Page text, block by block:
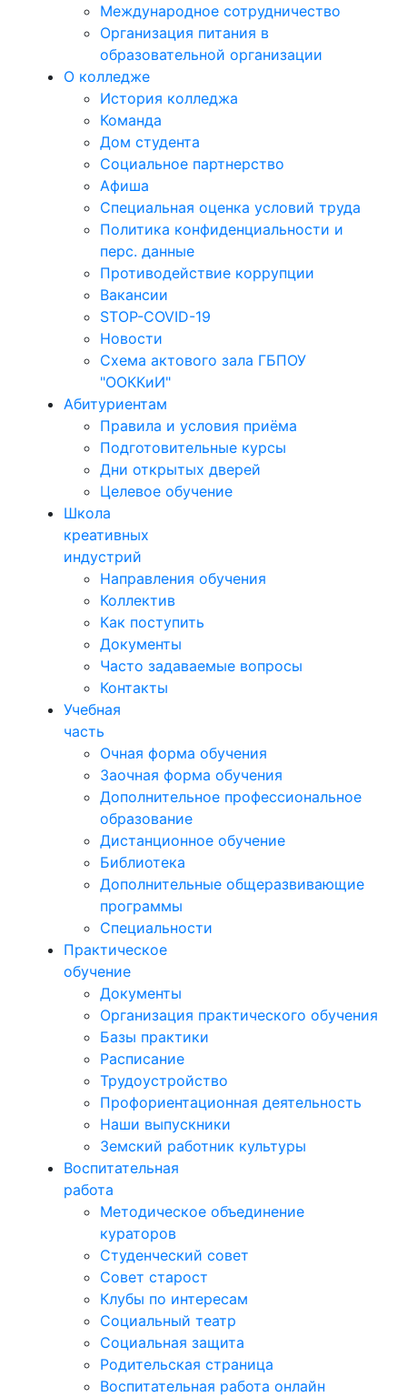
Международное сотрудничество
Организация питания в
образовательной организации
О колледже
История колледжа
Команда
Дом студента
Социальное партнерство
Афиша
Специальная оценка условий труда
Политика конфиденциальности и
перс. данные
Противодействие коррупции
Вакансии
STOP-COVID-19
Новости
Схема актового зала ГБПОУ
"ООККиИ"
Абитуриентам
Правила и условия приёма
Подготовительные курсы
Дни открытых дверей
Целевое обучение
Школа
креативных
индустрий
Направления обучения
Коллектив
Как поступить
Документы
Часто задаваемые вопросы
Контакты
Учебная
часть
Очная форма обучения
Заочная форма обучения
Дополнительное профессиональное
образование
Дистанционное обучение
Библиотека
Дополнительные общеразвивающие
программы
Специальности
Практическое
обучение
Документы
Организация практического обучения
Базы практики
Расписание
Трудоустройство
Профориентационная деятельность
Наши выпускники
Земский работник культуры
Воспитательная
работа
Методическое объединение
кураторов
Студенческий совет
Совет старост
Клубы по интересам
Социальный театр
Социальная защита
Родительская страница
Воспитательная работа онлайн